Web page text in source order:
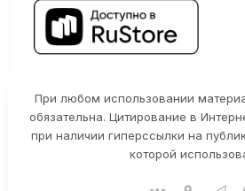
При любом использовании
обязательна. Цитирование в
при наличии гиперссылки на
которой